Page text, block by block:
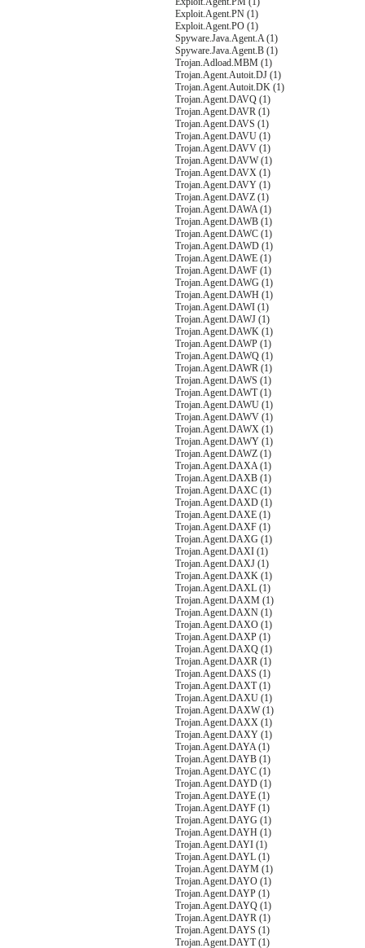
Exploit.Agent.PN (1)
Exploit.Agent.PO (1)
Spyware.Java.Agent.A (1)
Spyware.Java.Agent.B (1)
Trojan.Adload.MBM (1)
Trojan.Agent.Autoit.DJ (1)
Trojan.Agent.Autoit.DK (1)
Trojan.Agent.DAVQ (1)
Trojan.Agent.DAVR (1)
Trojan.Agent.DAVS (1)
Trojan.Agent.DAVU (1)
Trojan.Agent.DAVV (1)
Trojan.Agent.DAVW (1)
Trojan.Agent.DAVX (1)
Trojan.Agent.DAVY (1)
Trojan.Agent.DAVZ (1)
Trojan.Agent.DAWA (1)
Trojan.Agent.DAWB (1)
Trojan.Agent.DAWC (1)
Trojan.Agent.DAWD (1)
Trojan.Agent.DAWE (1)
Trojan.Agent.DAWF (1)
Trojan.Agent.DAWG (1)
Trojan.Agent.DAWH (1)
Trojan.Agent.DAWI (1)
Trojan.Agent.DAWJ (1)
Trojan.Agent.DAWK (1)
Trojan.Agent.DAWP (1)
Trojan.Agent.DAWQ (1)
Trojan.Agent.DAWR (1)
Trojan.Agent.DAWS (1)
Trojan.Agent.DAWT (1)
Trojan.Agent.DAWU (1)
Trojan.Agent.DAWV (1)
Trojan.Agent.DAWX (1)
Trojan.Agent.DAWY (1)
Trojan.Agent.DAWZ (1)
Trojan.Agent.DAXA (1)
Trojan.Agent.DAXB (1)
Trojan.Agent.DAXC (1)
Trojan.Agent.DAXD (1)
Trojan.Agent.DAXE (1)
Trojan.Agent.DAXF (1)
Trojan.Agent.DAXG (1)
Trojan.Agent.DAXI (1)
Trojan.Agent.DAXJ (1)
Trojan.Agent.DAXK (1)
Trojan.Agent.DAXL (1)
Trojan.Agent.DAXM (1)
Trojan.Agent.DAXN (1)
Trojan.Agent.DAXO (1)
Trojan.Agent.DAXP (1)
Trojan.Agent.DAXQ (1)
Trojan.Agent.DAXR (1)
Trojan.Agent.DAXS (1)
Trojan.Agent.DAXT (1)
Trojan.Agent.DAXU (1)
Trojan.Agent.DAXW (1)
Trojan.Agent.DAXX (1)
Trojan.Agent.DAXY (1)
Trojan.Agent.DAYA (1)
Trojan.Agent.DAYB (1)
Trojan.Agent.DAYC (1)
Trojan.Agent.DAYD (1)
Trojan.Agent.DAYE (1)
Trojan.Agent.DAYF (1)
Trojan.Agent.DAYG (1)
Trojan.Agent.DAYH (1)
Trojan.Agent.DAYI (1)
Trojan.Agent.DAYL (1)
Trojan.Agent.DAYM (1)
Trojan.Agent.DAYO (1)
Trojan.Agent.DAYP (1)
Trojan.Agent.DAYQ (1)
Trojan.Agent.DAYR (1)
Trojan.Agent.DAYS (1)
Trojan.Agent.DAYT (1)